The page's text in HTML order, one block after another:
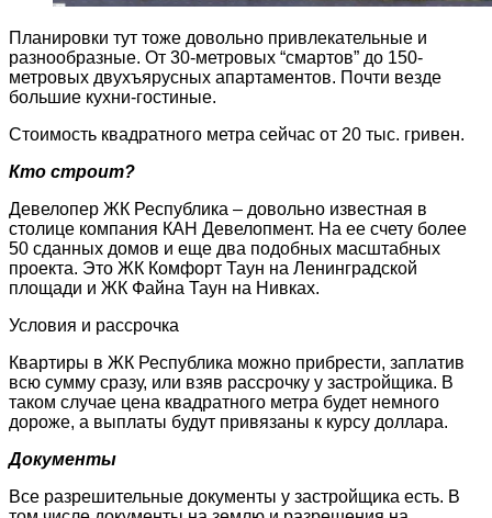
Планировки тут тоже довольно привлекательные и
разнообразные. От 30-метровых “смартов” до 150-
метровых двухъярусных апартаментов. Почти везде
большие кухни-гостиные.
Стоимость квадратного метра сейчас от 20 тыс. гривен.
Кто строит?
Девелопер ЖК Республика – довольно известная в
столице компания КАН Девелопмент. На ее счету более
50 сданных домов и еще два подобных масштабных
проекта. Это ЖК Комфорт Таун на Ленинградской
площади и ЖК Файна Таун на Нивках.
Условия и рассрочка
Квартиры в ЖК Республика можно прибрести, заплатив
всю сумму сразу, или взяв рассрочку у застройщика. В
таком случае цена квадратного метра будет немного
дороже, а выплаты будут привязаны к курсу доллара.
Документы
Все разрешительные документы у застройщика есть. В